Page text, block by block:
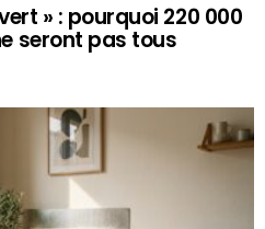
» : pourquoi 220 000
seront pas tous